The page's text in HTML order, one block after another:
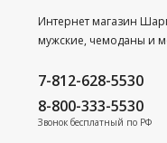
Интернет магазин
мужские, чемоданы и
7-812-628-5530
8-800-333-5530
Звонок бесплатный по РФ